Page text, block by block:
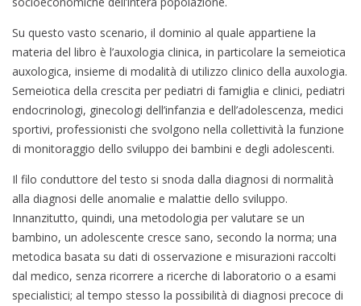
Su questo vasto scenario, il dominio al quale appartiene la
materia del libro è l’auxologia clinica, in particolare la semeiotica
auxologica, insieme di modalità di utilizzo clinico della auxologia.
Semeiotica della crescita per pediatri di famiglia e clinici, pediatri
endocrinologi, ginecologi dell’infanzia e dell’adolescenza, medici
sportivi, professionisti che svolgono nella collettività la funzione
di monitoraggio dello sviluppo dei bambini e degli adolescenti.
Il filo conduttore del testo si snoda dalla diagnosi di normalità
alla diagnosi delle anomalie e malattie dello sviluppo.
Innanzitutto, quindi, una metodologia per valutare se un
bambino, un adolescente cresce sano, secondo la norma; una
metodica basata su dati di osservazione e misurazioni raccolti
dal medico, senza ricorrere a ricerche di laboratorio o a esami
specialistici; al tempo stesso la possibilità di diagnosi precoce di